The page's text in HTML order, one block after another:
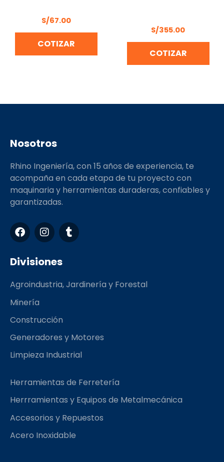
S/67.00
COTIZAR
S/355.00
COTIZAR
Nosotros
Rhino Ingeniería, con 15 años de experiencia, te
acompaña en cada etapa de tu proyecto con
maquinaria y herramientas duraderas, confiables y
garantizadas.
F
a
c
e
b
o
I
n
s
t
a
r
T
u
m
Divisiones
Agroindustria, Jardinería y Forestal
Minería
Construcción
Generadores y Motores
Limpieza Industrial
Herramientas de Ferretería
Herrramientas y Equipos de Metalmecánica
Accesorios y Repuestos
Acero Inoxidable